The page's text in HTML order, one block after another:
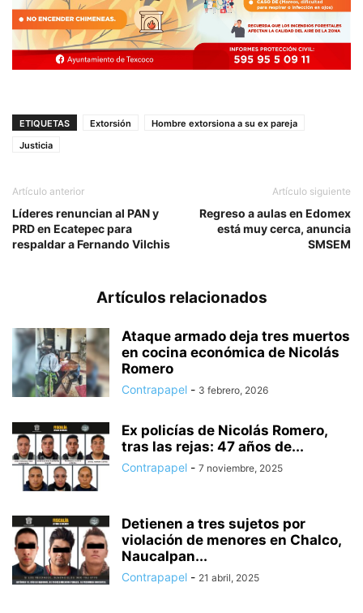
ETIQUETAS Extorsión
Hombre extorsiona a su ex pareja
Justicia
Artículo anterior
Líderes renuncian al PAN y
PRD en Ecatepec para
respaldar a Fernando Vilchis
Artículo siguiente
Regreso a aulas en Edomex
está muy cerca, anuncia
SMSEM
Artículos relacionados
Ataque armado deja tres muertos
en cocina económica de Nicolás
Romero
Contrapapel - 3 febrero, 2026
Ex policías de Nicolás Romero,
tras las rejas: 47 años de...
Contrapapel - 7 noviembre, 2025
Detienen a tres sujetos por
violación de menores en Chalco,
Naucalpan...
Contrapapel - 21 abril, 2025